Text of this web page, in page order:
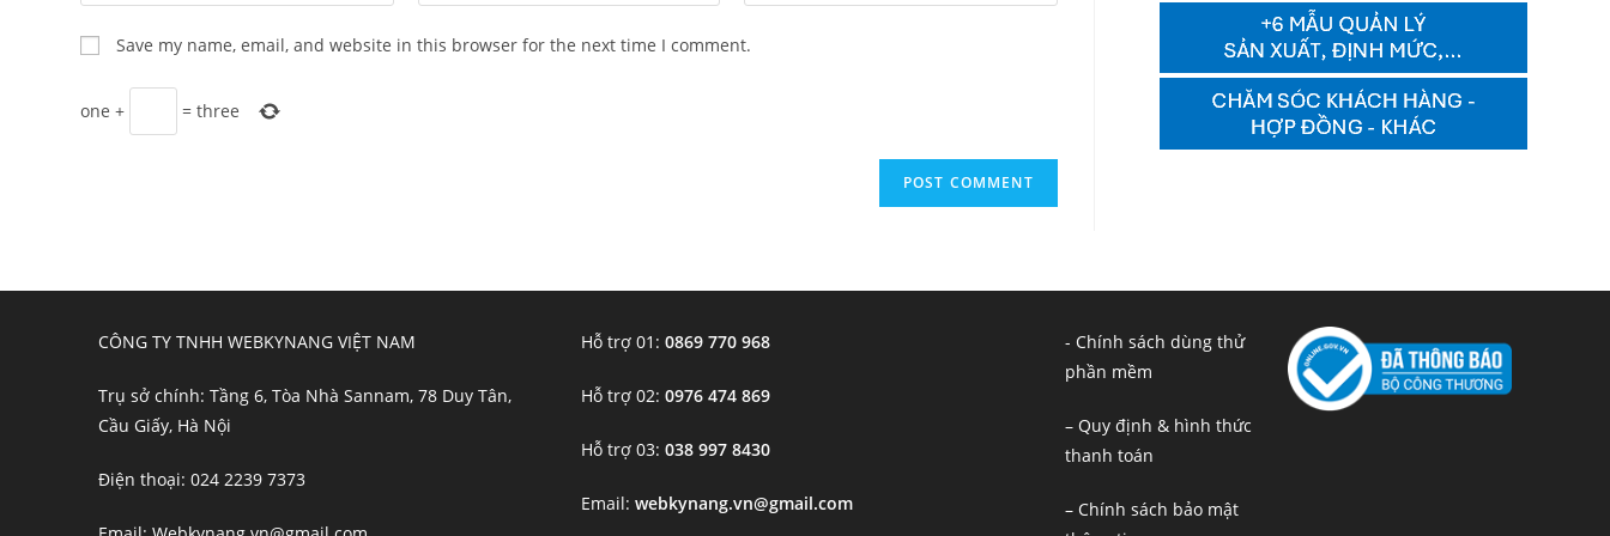
name
or
username
to
Save my name, email, and website in this browser for the next time I comment.
one + =three
CÔNG TY TNHH WEBKYNANG VIỆT NAM
Trụ sở chính: Tầng 6, Tòa Nhà Sannam, 78 Duy Tân,
Cầu Giấy, Hà Nội
Điện thoại: 024 2239 7373
Hỗ trợ 01:0869 770 968
Hỗ trợ 02:0976 474 869
Hỗ trợ 03:038 997 8430
Email:webkynang.vn@gmail.com
- Chính sách dùng thử
phần mềm
– Quy định & hình thức
thanh toán
– Chính sách bảo mật